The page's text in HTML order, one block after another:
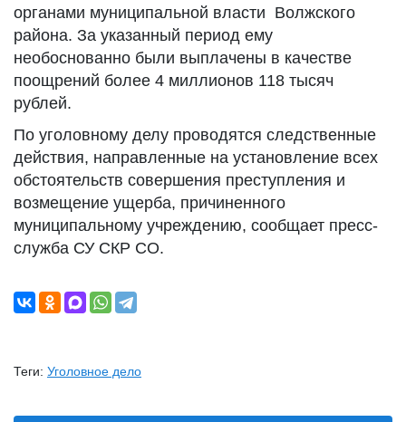
органами муниципальной власти Волжского
района. За указанный период ему
необоснованно были выплачены в качестве
поощрений более 4 миллионов 118 тысяч
рублей.
По уголовному делу проводятся следственные
действия, направленные на установление всех
обстоятельств совершения преступления и
возмещение ущерба, причиненного
муниципальному учреждению, сообщает пресс-
служба СУ СКР СО.
Теги: Уголовное дело